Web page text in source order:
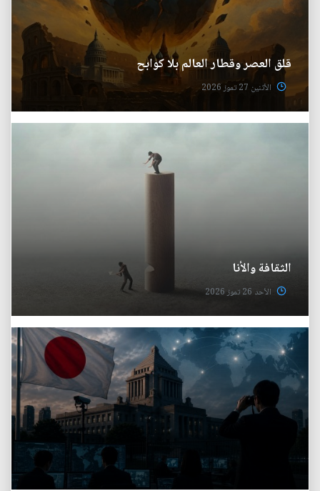
قلق العصر وقطار العالم بلا كوابح
الأثنين 27 تموز 2026
الثقافة والأنا
الأحد 26 تموز 2026